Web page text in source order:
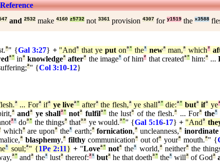
and 2532 make 4160 z5732 not 3361 provision 4307 for y1519 the x3588
ª" {Gal 3:27} + "Andª that ye put onª°the¹ newª man,ª which²
ª°inª knowledgeª afterª the image¹of him² that createdª°him:ª...
ª" {Col 3:10-12}
ª ... Forª ifª ye liveª° afterª the flesh,ª ye shallª°die:ª° butª ifª ye²
ª andª ye shall²°notª fulfilª°the lustª of the flesh.ª ... Forª the¹
²¹doª° the thingsªthatªª ye would.ª°" {Gal 5:16-17} + "Andª
whichªare uponª the¹earth;ª fornication,ª uncleanness,ª inordinate
ª blasphemy,ª filthycommunicationªout ofª yourª mouth.ª" {
¹ soul;ª" {1Pe 2:11} + "Loveª° notª the¹ world,ªneitherªthe
ª° andª the¹ lustª thereof:²¹ butª he that doethª° the¹ willª of Godª